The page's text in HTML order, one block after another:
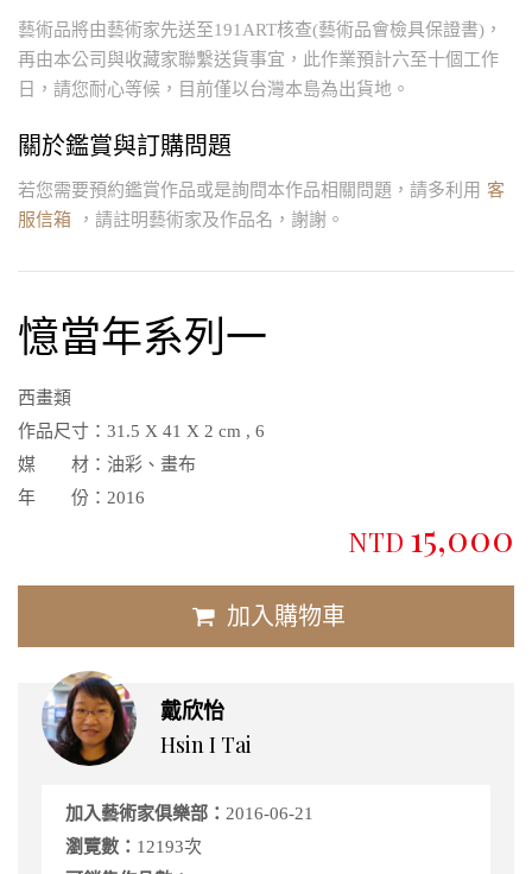
藝術品將由藝術家先送至191ART核查(藝術品會檢具保證書)，
再由本公司與收藏家聯繫送貨事宜，此作業預計六至十個工作
日，請您耐心等候，目前僅以台灣本島為出貨地。
關於鑑賞與訂購問題
若您需要預約鑑賞作品或是詢問本作品相關問題，請多利用 客
服信箱
，請註明藝術家及作品名，謝謝。
憶當年系列一
西畫類
作品尺寸： 31.5 X 41 X 2 cm , 6
媒 材： 油彩、畫布
年 份： 2016
NTD 15,000
加入購物車
戴欣怡
Hsin I Tai
加入藝術家俱樂部： 2016-06-21
瀏覽數： 12193次